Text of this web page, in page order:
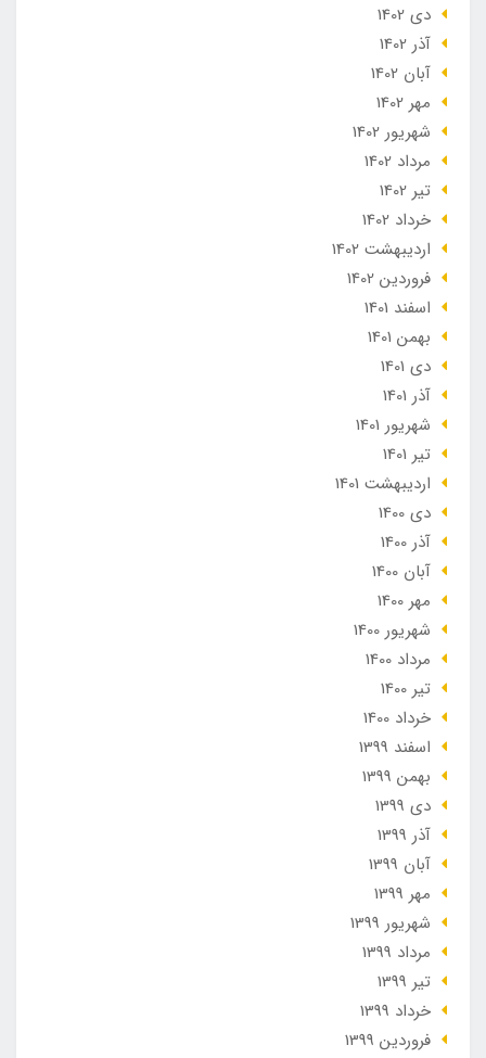
دی 1402
آذر 1402
آبان 1402
مهر 1402
شهریور 1402
مرداد 1402
تير 1402
خرداد 1402
ارديبهشت 1402
فروردین 1402
اسفند 1401
بهمن 1401
دی 1401
آذر 1401
شهریور 1401
تير 1401
ارديبهشت 1401
دی 1400
آذر 1400
آبان 1400
مهر 1400
شهریور 1400
مرداد 1400
تير 1400
خرداد 1400
اسفند 1399
بهمن 1399
دی 1399
آذر 1399
آبان 1399
مهر 1399
شهریور 1399
مرداد 1399
تير 1399
خرداد 1399
فروردین 1399